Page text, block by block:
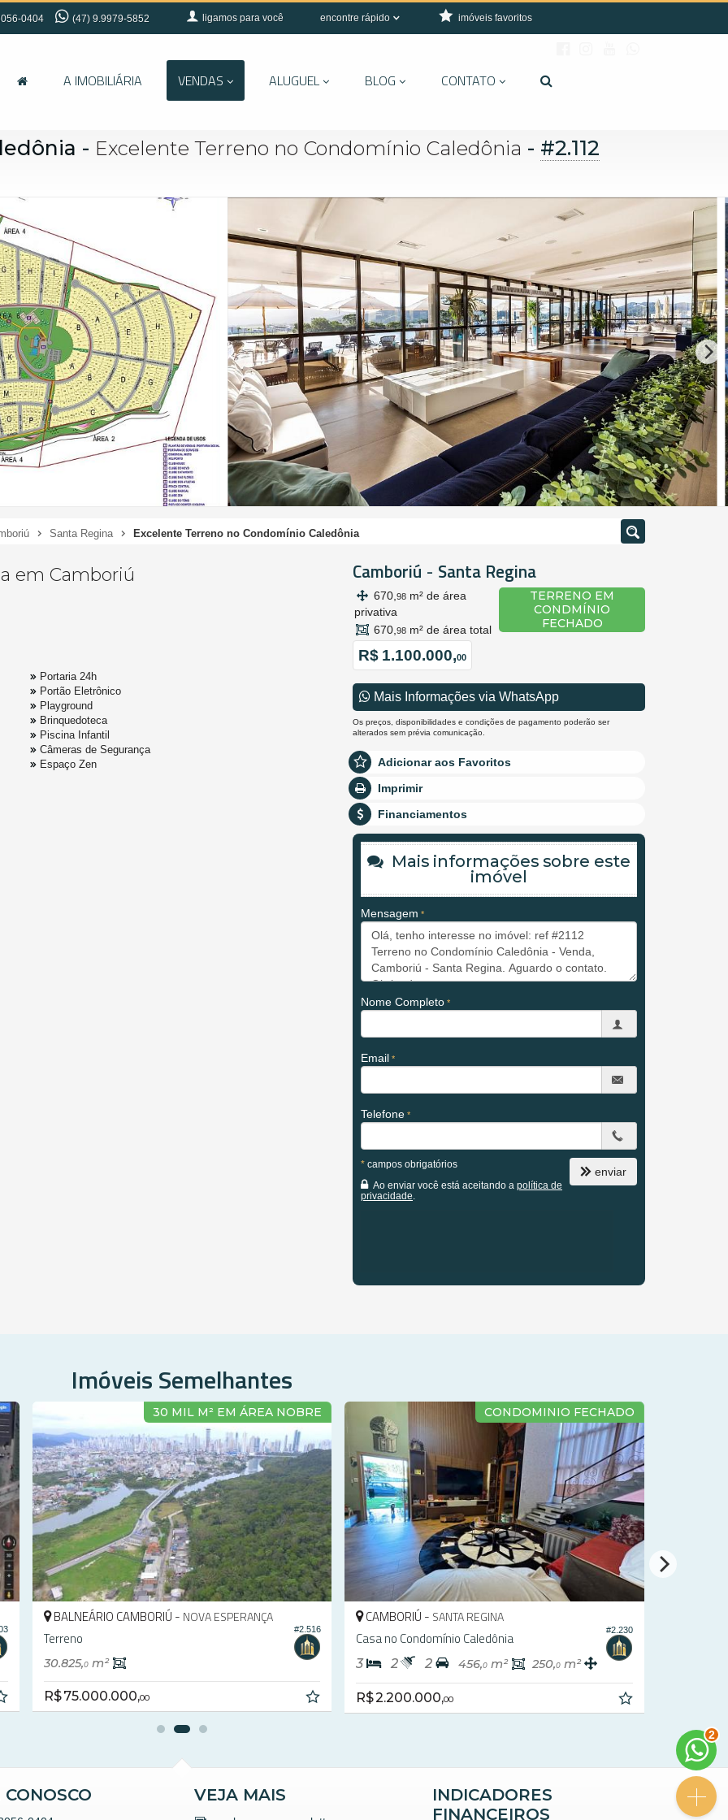
0404 (47) 9.9979-5852 ligamos para você encontre rápido imóveis favoritos
A IMOBILIÁRIA VENDAS ALUGUEL BLOG CONTATO
- Excelente Terreno no Condomínio Caledônia - #2.112
Santa Regina Excelente Terreno no Condomínio Caledônia
em Camboriú
Portaria 24h
Portão Eletrônico
Playground
Brinquedoteca
Piscina Infantil
Câmeras de Segurança
Espaço Zen
Camboriú - Santa Regina
TERRENO EM
CONDMÍNIO
FECHADO
670, 98 m² de área
privativa
670, 98 m² de área total
R$ 1.100.000,00
Mais Informações via WhatsApp
Os preços, disponibilidades e condições de pagamento poderão ser
alterados sem prévia comunicação.
Adicionar aos Favoritos
Imprimir
Financiamentos
Mais informações sobre este
imóvel
Mensagem
Nome Completo
Email
Telefone
* campos obrigatórios
Ao enviar você está aceitando a política de
privacidade.
enviar
Imóveis Semelhantes
#824
CAMBORIÚ -RIO DO MEIO
600,0m²
R$ 915.664,31
TERRENO EM CONDOMÍNIO FECHADO
#1.955
CAMBORIÚ -RIO DO MEIO
1.596, 9m² 767,2m²
R$ 840.000,00
CONOSCO VEJA MAIS
INDICADORES
FINANCEIROS
3